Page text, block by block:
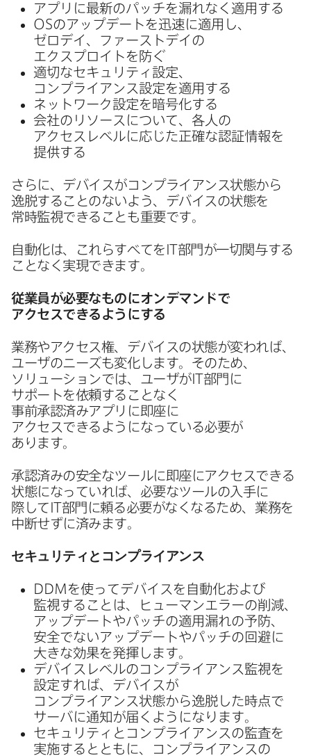
アプリに​最新の​パッチを​漏れなく​適用する
OSの​アップデートを​迅速に​適用し、​
ゼロデイ、​ファーストデイの​
エクスプロイトを​防ぐ
適切な​セキュリティ設定、​
コンプライアンス設定を​適用する
ネットワーク設定を​暗号化する
会社の​リソースに​ついて、​各人の​
アクセスレベルに​応じた​正確な​認証情報を​
提供する
さらに、​デバイスが​コンプライアンス状態から​
逸脱する​ことの​ないよう、​デバイスの​状態を​
常時監視できることも​重要です。
自動化は、​これら​すべてを IT部門が​一切関与する​
ことなく​実現できます。
従業員が​必要な​ものに​オンデマンドで​
アクセスできるように​する
業務や​アクセス権、​デバイスの​状態が​変われば、​
ユーザの​ニーズも​変化します。​その​ため、​
ソリューションでは、​ユーザがIT部門に​
サポートを​依頼する​ことなく​
事前承認済みアプリに​即座に​
アクセスできるようになっている​必要が​
あります。
承認済みの​安全な​ツールに​即座に​アクセスできる​
状態に​なっていれば、​必要な​ツールの​入手に​
際して IT部門に​頼る​必要が​なくなる​ため、​業務を​
中断せずに​済みます。
セキュリティと​コンプライアンス
DDMを​使って​デバイスを​自動化および​
監視する​ことは、​ヒューマンエラーの​削減、​
アップデートや​パッチの​適用漏れの​予防、​
安全で​ない​アップデートや​パッチの​回避に​
大きな​効果を​発揮します。
デバイスレベルの​コンプライアンス監視を​
設定すれば、​デバイスが​
コンプライアンス状態から​逸脱した​時点で​
サーバに​通知が​届くようになります。
セキュリティと​コンプライアンスの​監査を​
実施するとともに、​コンプライアンスの​